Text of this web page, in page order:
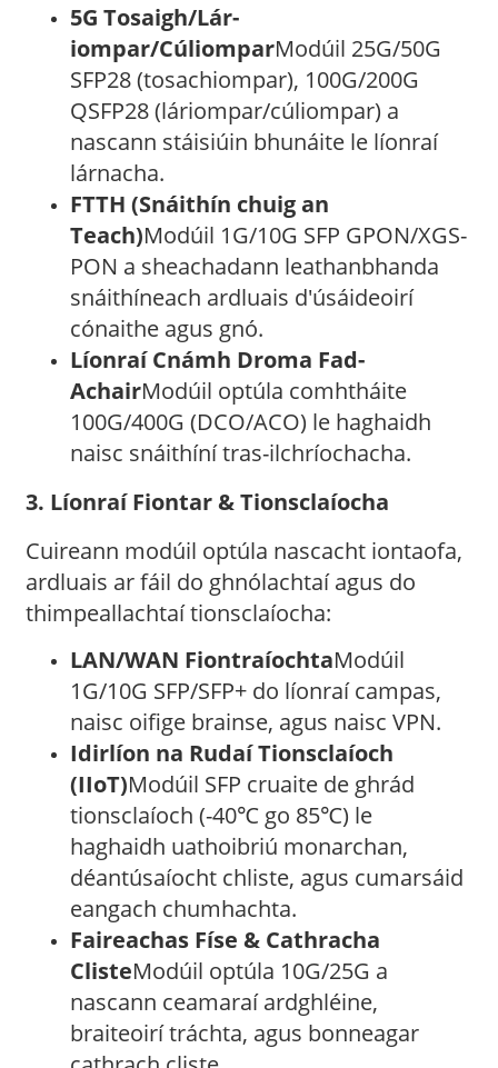
5G Tosaigh/Lár-
iompar/CúliomparModúil 25G/50G
SFP28 (tosachiompar), 100G/200G
QSFP28 (láriompar/cúliompar) a
nascann stáisiúin bhunáite le líonraí
lárnacha.
FTTH (Snáithín chuig an
Teach)Modúil 1G/10G SFP GPON/XGS-
PON a sheachadann leathanbhanda
snáithíneach ardluais d'úsáideoirí
cónaithe agus gnó.
Líonraí Cnámh Droma Fad-
AchairModúil optúla comhtháite
100G/400G (DCO/ACO) le haghaidh
naisc snáithíní tras-ilchríochacha.
3. Líonraí Fiontar & Tionsclaíocha
Cuireann modúil optúla nascacht iontaofa,
ardluais ar fáil do ghnólachtaí agus do
thimpeallachtaí tionsclaíocha:
LAN/WAN FiontraíochtaModúil
1G/10G SFP/SFP+ do líonraí campas,
naisc oifige brainse, agus naisc VPN.
Idirlíon na Rudaí Tionsclaíoch
(IIoT)Modúil SFP cruaite de ghrád
tionsclaíoch (-40℃ go 85℃) le
haghaidh uathoibriú monarchan,
déantúsaíocht chliste, agus cumarsáid
eangach chumhachta.
Faireachas Físe & Cathracha
ClisteModúil optúla 10G/25G a
nascann ceamaraí ardghléine,
braiteoirí tráchta, agus bonneagar